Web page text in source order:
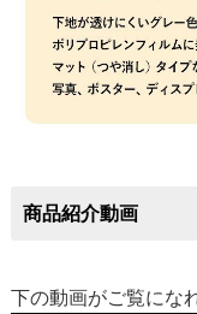
商品紹介動画
下の動画がご覧にな